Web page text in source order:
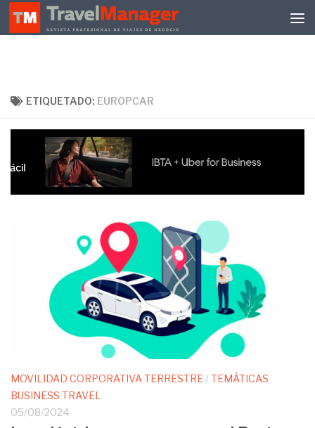
Debajo del contenido
ETIQUETADO: EUROPCAR
MOVILIDAD CORPORATIVA TERRESTRE /TEMÁTICAS
BUSINESS TRAVEL
05/08/2024